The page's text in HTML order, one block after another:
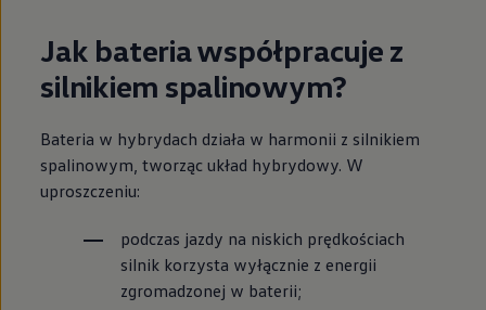
Jak bateria współpracuje z
silnikiem spalinowym?
Bateria w hybrydach działa w harmonii z silnikiem
spalinowym, tworząc układ hybrydowy. W
uproszczeniu:
podczas jazdy na niskich prędkościach
silnik korzysta wyłącznie z energii
zgromadzonej w baterii;